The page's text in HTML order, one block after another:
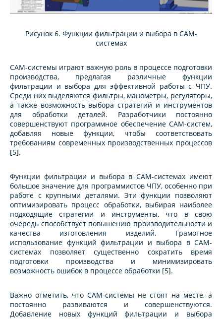
Рисунок 6. Функции фильтрации и выбора в CAM-
системах
CAM-системы играют важную роль в процессе подготовки
производства, предлагая различные функции
фильтрации и выбора для эффективной работы с ЧПУ.
Среди них выделяются фильтры, манометры, регуляторы,
а также возможность выбора стратегий и инструментов
для обработки деталей. Разработчики постоянно
совершенствуют программное обеспечение CAM-систем,
добавляя новые функции, чтобы соответствовать
требованиям современных производственных процессов
[5].
Функции фильтрации и выбора в CAM-системах имеют
большое значение для программистов ЧПУ, особенно при
работе с крупными деталями. Эти функции позволяют
оптимизировать процесс обработки, выбирая наиболее
подходящие стратегии и инструменты, что в свою
очередь способствует повышению производительности и
качества изготовления изделий. Грамотное
использование функций фильтрации и выбора в CAM-
системах позволяет существенно сократить время
подготовки производства и минимизировать
возможность ошибок в процессе обработки [5].
Важно отметить, что CAM-системы не стоят на месте, а
постоянно развиваются и совершенствуются.
Добавление новых функций фильтрации и выбора